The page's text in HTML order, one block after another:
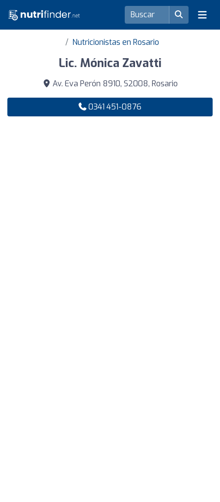
Nutricionistas en Rosario
Lic. Mónica Zavatti
Av. Eva Perón 8910, S2008, Rosario
0341 451-0876